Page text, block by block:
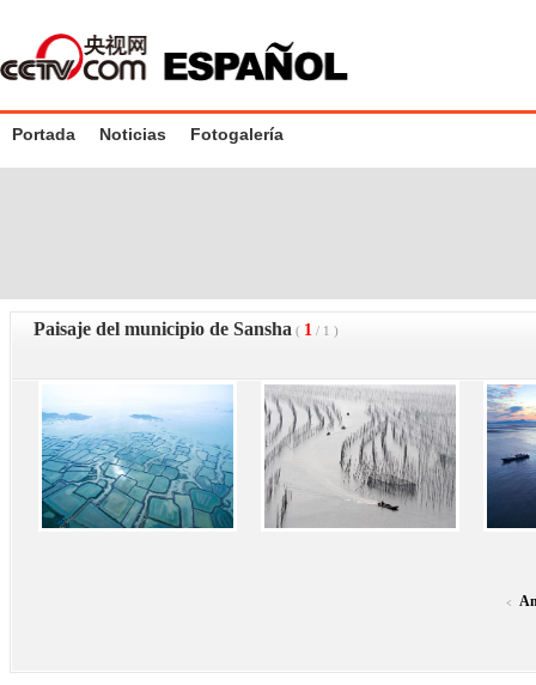
Portada Noticias Fotogalería
Paisaje del municipio de Sansha ( 1 / 1 )
<